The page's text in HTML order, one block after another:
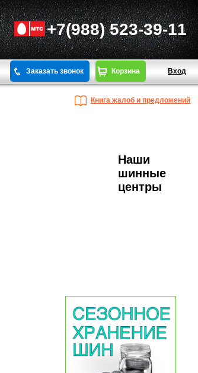
+7(988) 523-39-11
Вход
Корзина
Заказать звонок
Книга жалоб и предложений
Наши
шинные
центры